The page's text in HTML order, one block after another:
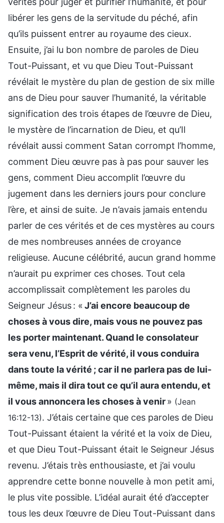
libérer les gens de la servitude du péché, afin
qu’ils puissent entrer au royaume des cieux.
Ensuite, j’ai lu bon nombre de paroles de Dieu
Tout-Puissant, et vu que Dieu Tout-Puissant
révélait le mystère du plan de gestion de six mille
ans de Dieu pour sauver l’humanité, la véritable
signification des trois étapes de l’œuvre de Dieu,
le mystère de l’incarnation de Dieu, et qu’Il
révélait aussi comment Satan corrompt l’homme,
comment Dieu œuvre pas à pas pour sauver les
gens, comment Dieu accomplit l’œuvre du
jugement dans les derniers jours pour conclure
l’ère, et ainsi de suite. Je n’avais jamais entendu
parler de ces vérités et de ces mystères au cours
de mes nombreuses années de croyance
religieuse. Aucune célébrité, aucun grand homme
n’aurait pu exprimer ces choses. Tout cela
accomplissait complètement les paroles du
Seigneur Jésus : «J’ai encore beaucoup de
choses à vous dire, mais vous ne pouvez pas
les porter maintenant. Quand le consolateur
sera venu, l’Esprit de vérité, il vous conduira
dans toute la vérité ; car il ne parlera pas de lui-
même, mais il dira tout ce qu’il aura entendu, et
il vous annoncera les choses à venir» (Jean
16:12-13). J’étais certaine que ces paroles de Dieu
Tout-Puissant étaient la vérité et la voix de Dieu,
et que Dieu Tout-Puissant était le Seigneur Jésus
revenu. J’étais très enthousiaste, et j’ai voulu
apprendre cette bonne nouvelle à mon petit ami,
le plus vite possible. L’idéal aurait été d’accepter
tous les deux l’œuvre de Dieu Tout-Puissant dans